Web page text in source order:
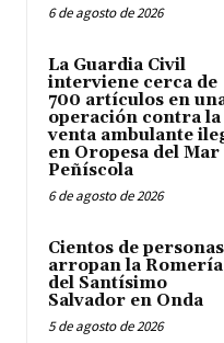
6 de agosto de 2026
La Guardia Civil
interviene cerca de
700 artículos en
operación contra la
venta ambulante
en Oropesa del Mar
Peñíscola
6 de agosto de 2026
Cientos de personas
arropan la Romería
del Santísimo
Salvador en Onda
5 de agosto de 2026